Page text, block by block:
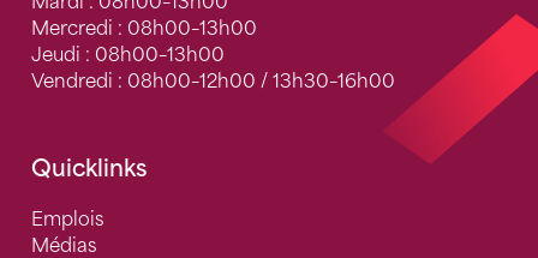
Mercredi : 08h00–13h00
Jeudi : 08h00–13h00
Vendredi : 08h00–12h00 / 13h30–16h00
Quicklinks
Emplois
Médias